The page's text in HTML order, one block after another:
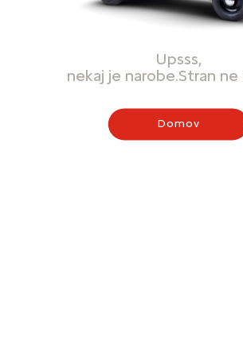
Upsss,
nekaj je narobe.Stran ne
Domov